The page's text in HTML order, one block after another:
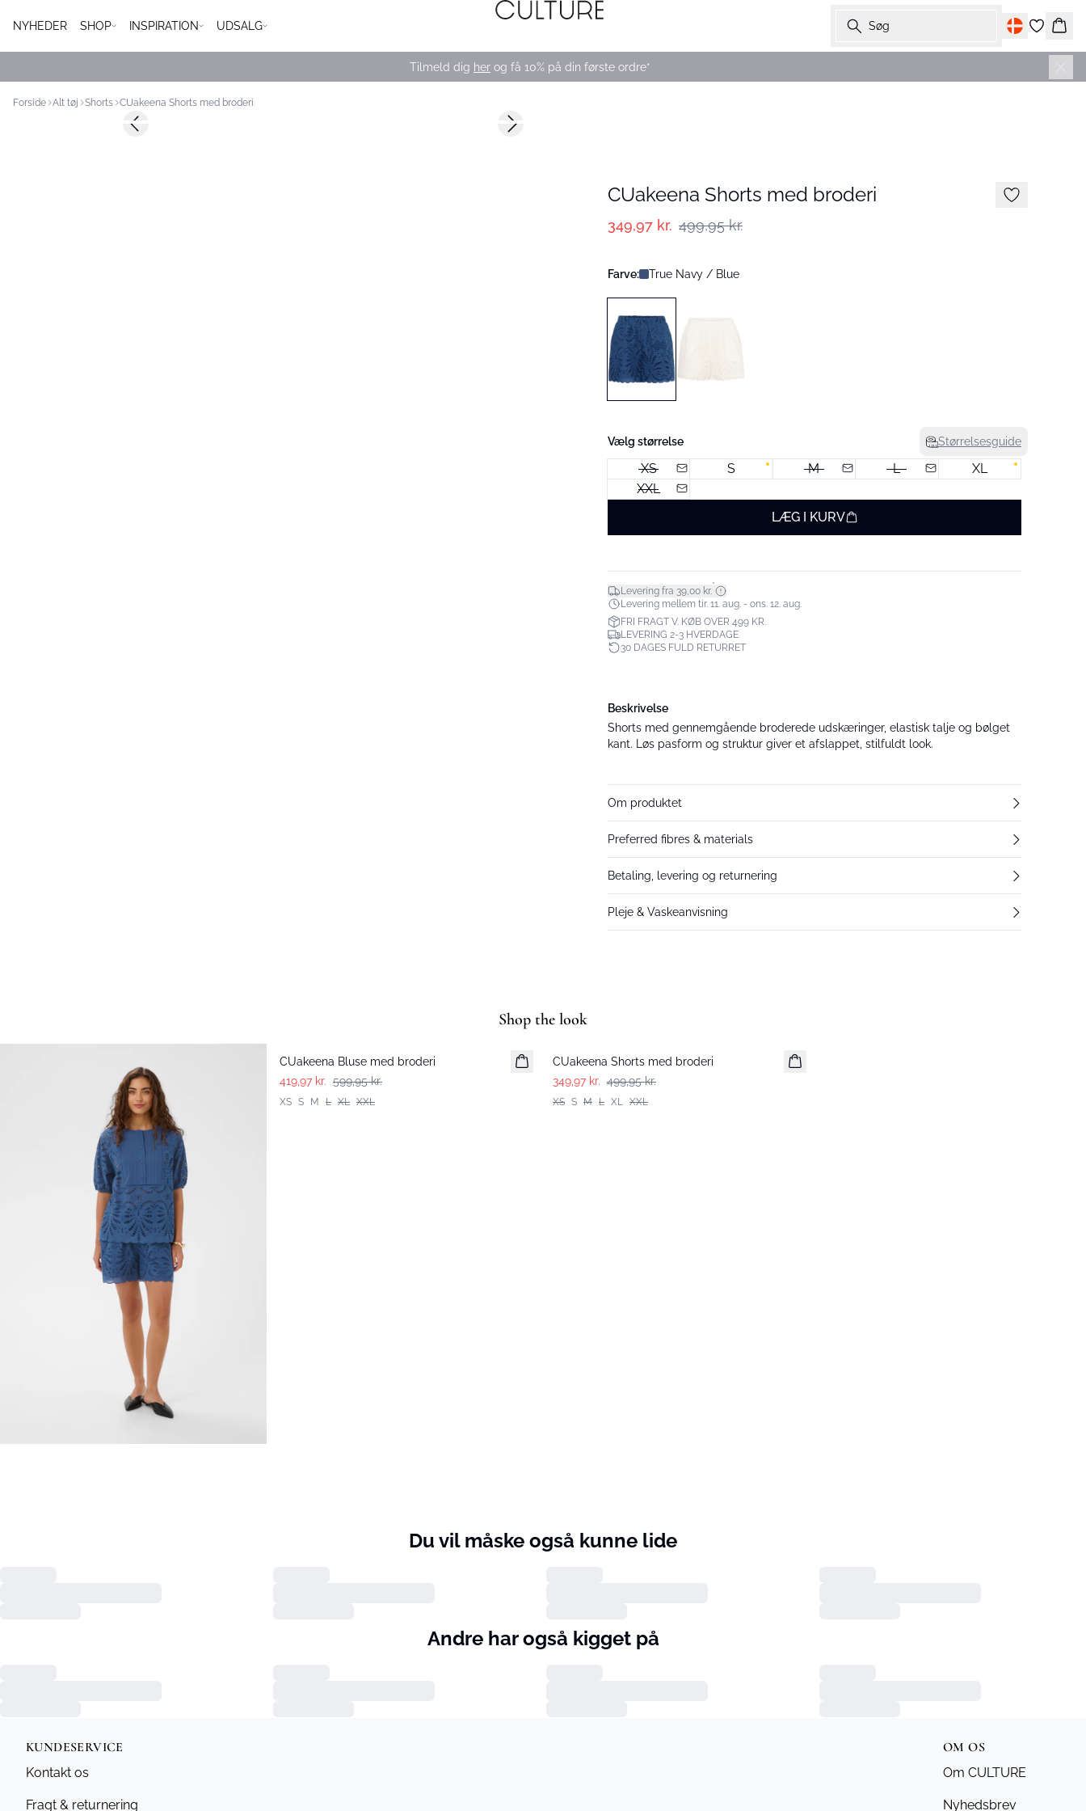
NYHEDER SHOP INSPIRATION UDSALG Søg
Kurv
Tilmeld dig her og få 10% på din første ordre*
Forside Alt tøj Shorts CUakeena Shorts med broderi
-30%Previous slide Next slide
CUakeena Shorts med broderi
349,97 kr. 499,95 kr.
Farve: True Navy / Blue
Vælg størrelse Størrelsesguide
XS S M L
XL
XXL
LÆG I KURV
Levering fra 39,00 kr.*
Levering mellem tir. 11. aug. - ons. 12. aug.
FRI FRAGT V. KØB OVER 499 KR.
LEVERING 2-3 HVERDAGE
30 DAGES FULD RETURRET
Beskrivelse
Shorts med gennemgående broderede udskæringer, elastisk talje og bølget
kant. Løs pasform og struktur giver et afslappet, stilfuldt look.
Om produktet
Preferred fibres & materials
Betaling, levering og returnering
Pleje & Vaskeanvisning
Shop the look
CUakeena Bluse med broderi
419,97 kr. 599,95 kr.
XS S M L XL XXL
-30%
CUakeena Shorts med broderi
349,97 kr. 499,95 kr.
XS S M L XL XXL
Du vil måske også kunne lide
Andre har også kigget på
KUNDESERVICE
Kontakt os
Fragt & returnering
OM OS
Om CULTURE
Nyhedsbrev